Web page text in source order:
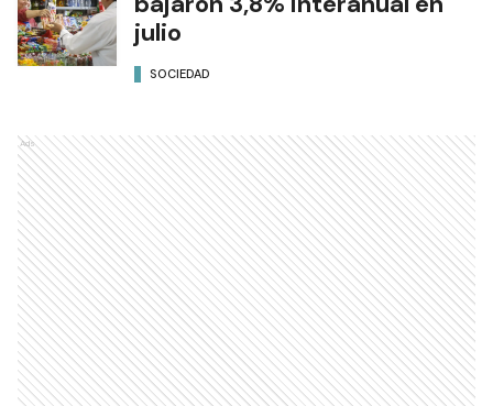
julio
SOCIEDAD
Ads